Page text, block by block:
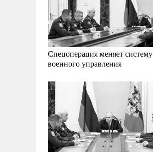
Спецоперация меняет систему
военного управления